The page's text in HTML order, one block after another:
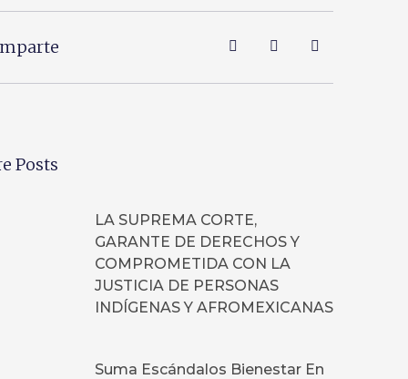
Posts
LA SUPREMA CORTE,
GARANTE DE DERECHOS Y
COMPROMETIDA CON LA
JUSTICIA DE PERSONAS
INDÍGENAS Y AFROMEXICANAS
Suma Escándalos Bienestar En